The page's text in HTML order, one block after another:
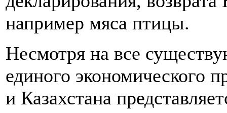
например мяса птицы.
Несмотря на все
единого экономического
и Казахстана